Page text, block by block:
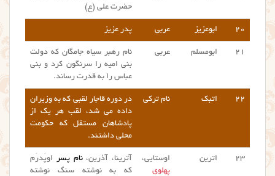
حضرت علی (ع)
۲۰ ابوعزیز عربی پدر عزیز
۲۱ ابومسلم عربی
نام رهبر سیاه جامگان که دولت
بنی امیه را سرنگون کرد و بنی
عباس را به قدرت رساند.
۲۲ اتبک نام ترکی
در دوره قاجار لقبی که به وزیران
داده می شد، لقب هر یک از
پادشاهان مستقل که حکومت
محلی داشتند.
۲۳ اترین
اوستایی،
پهلوی
آترینا، آذرین،نام پسر اوپَدرَم
که به نوشته سنگ نوشته